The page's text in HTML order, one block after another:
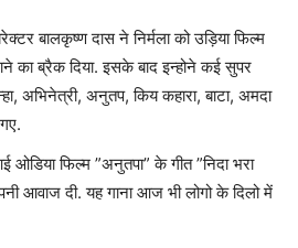
बालकृष्ण दास ने निर्मला को उड़िया फिल्म
का ब्रैक दिया. इसके बाद इन्होने कई सुपर
अभिनेत्री, अनुतप, किय कहारा, बाटा, अमदा
ओडिया फिल्म ”अनुतपा” के गीत ”निदा भरा
आवाज दी. यह गाना आज भी लोगो के दिलो में